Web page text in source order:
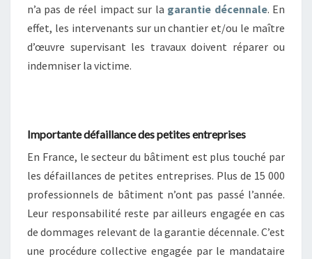
n’a pas de réel impact sur la garantie décennale. En
effet, les intervenants sur un chantier et/ou le maître
d’œuvre supervisant les travaux doivent réparer ou
indemniser la victime.
Importante défaillance des petites entreprises
En France, le secteur du bâtiment est plus touché par
les défaillances de petites entreprises. Plus de 15 000
professionnels de bâtiment n’ont pas passé l’année.
Leur responsabilité reste par ailleurs engagée en cas
de dommages relevant de la garantie décennale. C’est
une procédure collective engagée par le mandataire